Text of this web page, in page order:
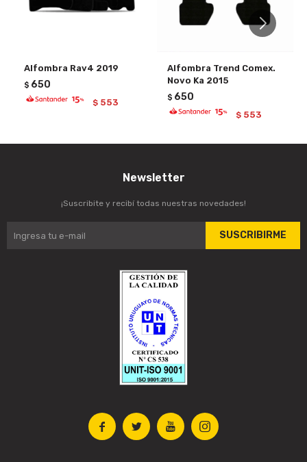
Alfombra Rav4 2019
$ 650
$ 553
Alfombra Trend Comex.
Novo Ka 2015
$ 650
$ 553
   
Newsletter
¡Suscribite y recibí todas nuestras novedades!
SUSCRIBIRME